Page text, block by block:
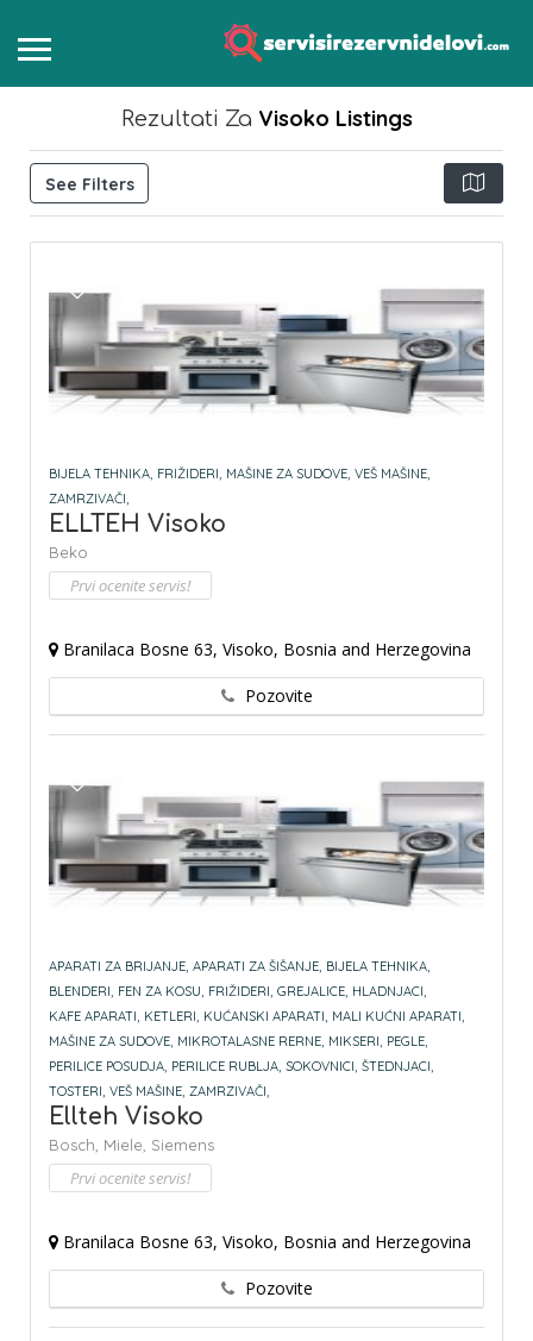
Rezultati Za Visoko Listings
See Filters
BIJELA TEHNIKA, FRIŽIDERI, MAŠINE ZA SUDOVE, VEŠ MAŠINE,
ZAMRZIVAČI,
ELLTEH Visoko
Beko
Prvi ocenite servis!
Branilaca Bosne 63, Visoko, Bosnia and Herzegovina
Pozovite
APARATI ZA BRIJANJE, APARATI ZA ŠIŠANJE, BIJELA TEHNIKA,
BLENDERI, FEN ZA KOSU, FRIŽIDERI, GREJALICE, HLADNJACI,
KAFE APARATI, KETLERI, KUĆANSKI APARATI, MALI KUĆNI APARATI,
MAŠINE ZA SUDOVE, MIKROTALASNE RERNE, MIKSERI, PEGLE,
PERILICE POSUDJA, PERILICE RUBLJA, SOKOVNICI, ŠTEDNJACI,
TOSTERI, VEŠ MAŠINE, ZAMRZIVAČI,
Ellteh Visoko
Bosch, Miele, Siemens
Prvi ocenite servis!
Branilaca Bosne 63, Visoko, Bosnia and Herzegovina
Pozovite